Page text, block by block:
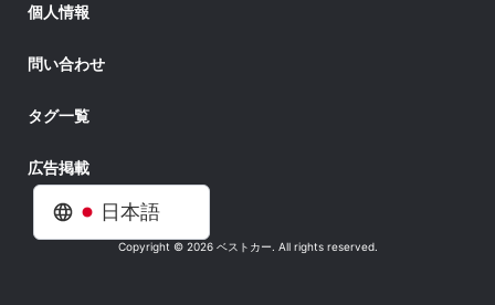
日本語
個人情報
問い合わせ
タグ一覧
広告掲載
Copyright © 2026 ベストカー. All rights reserved.